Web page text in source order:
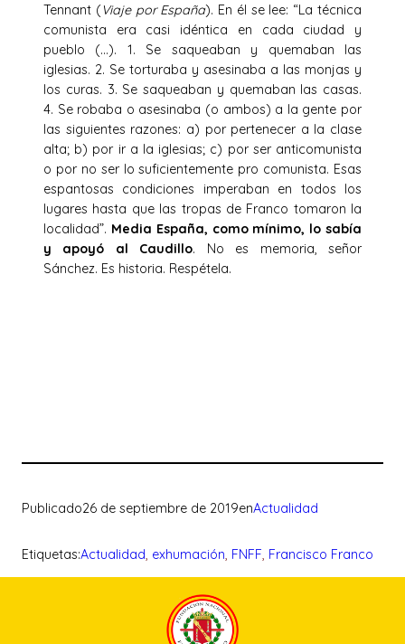
Tennant (Viaje por España). En él se lee: “La técnica
comunista era casi idéntica en cada ciudad y
pueblo (…). 1. Se saqueaban y quemaban las
iglesias. 2. Se torturaba y asesinaba a las monjas y
los curas. 3. Se saqueaban y quemaban las casas.
4. Se robaba o asesinaba (o ambos) a la gente por
las siguientes razones: a) por pertenecer a la clase
alta; b) por ir a la iglesias; c) por ser anticomunista
o por no ser lo suficientemente pro comunista. Esas
espantosas condiciones imperaban en todos los
lugares hasta que las tropas de Franco tomaron la
localidad”. Media España, como mínimo, lo sabía
y apoyó al Caudillo. No es memoria, señor
Sánchez. Es historia. Respétela.
Publicado26 de septiembre de 2019enActualidad
Etiquetas:Actualidad, exhumación, FNFF, Francisco Franco